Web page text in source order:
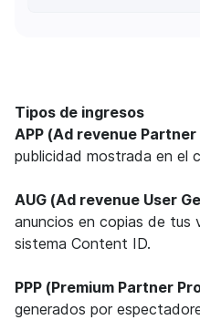
Tipos de ingresos
APP (Ad revenue
publicidad mostrada en el
AUG (Ad revenue User
anuncios en copias de
sistema Content ID.
PPP (Premium Partner
generados por